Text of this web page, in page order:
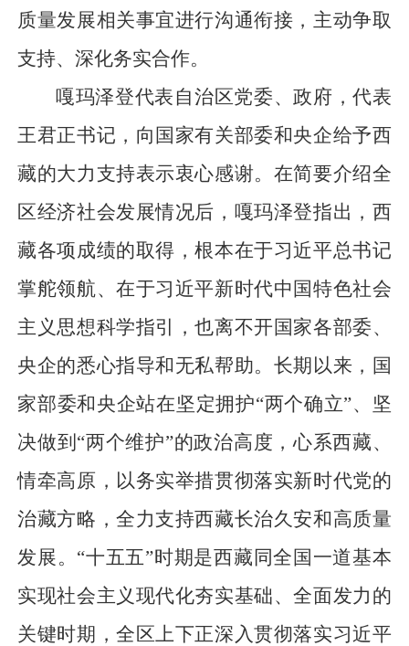
质量发展相关事宜进行沟通衔接，主动争取
支持、深化务实合作。
嘎玛泽登代表自治区党委、政府，代表
王君正书记，向国家有关部委和央企给予西
藏的大力支持表示衷心感谢。在简要介绍全
区经济社会发展情况后，嘎玛泽登指出，西
藏各项成绩的取得，根本在于习近平总书记
掌舵领航、在于习近平新时代中国特色社会
主义思想科学指引，也离不开国家各部委、
央企的悉心指导和无私帮助。长期以来，国
家部委和央企站在坚定拥护“两个确立”、坚
决做到“两个维护”的政治高度，心系西藏、
情牵高原，以务实举措贯彻落实新时代党的
治藏方略，全力支持西藏长治久安和高质量
发展。“十五五”时期是西藏同全国一道基本
实现社会主义现代化夯实基础、全面发力的
关键时期，全区上下正深入贯彻落实习近平